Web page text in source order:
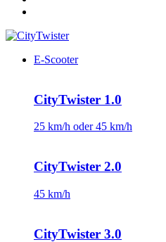
E-Scooter
CityTwister 1.0
25 km/h oder 45 km/h
CityTwister 2.0
45 km/h
CityTwister 3.0